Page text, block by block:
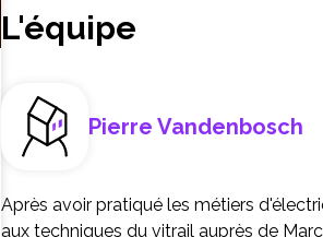
L'équipe
Pierre Vandenbosch
Après avoir pratiqué les métiers
aux techniques du vitrail auprès de